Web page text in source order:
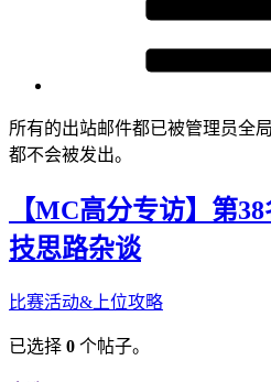
所有的出站邮件都已被管理员全
都不会被发出。
【MC高分专访】第
技思路杂谈
比赛活动&上位攻略
已选择 0 个帖子。